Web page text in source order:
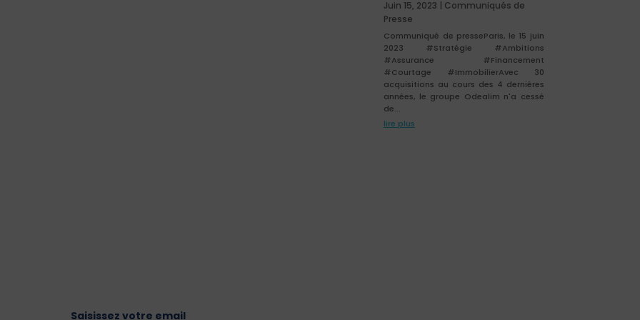
Juin 15, 2023 | Communiqués de
Presse
Communiqué de presseParis, le 15 juin
2023 #Stratégie #Ambitions
#Assurance #Financement
#Courtage #ImmobilierAvec 30
acquisitions au cours des 4 dernières
années, le groupe Odealim n'a cessé
de...
lire plus
Saisissez votre email